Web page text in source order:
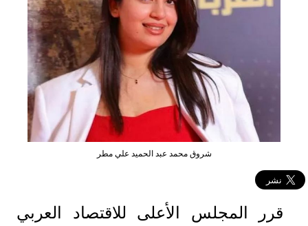
شروق محمد عبد الحميد علي مطر
قرر المجلس الأعلى للاقتصاد العربي